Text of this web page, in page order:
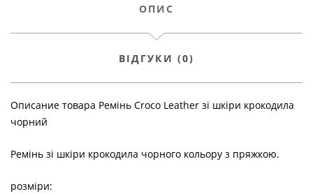
ОПИС
ВІДГУКИ (0)
Описание товара Ремінь Croco Leather зі шкіри крокодила
чорний
Ремінь зі шкіри крокодила чорного кольору з пряжкою.
розміри: